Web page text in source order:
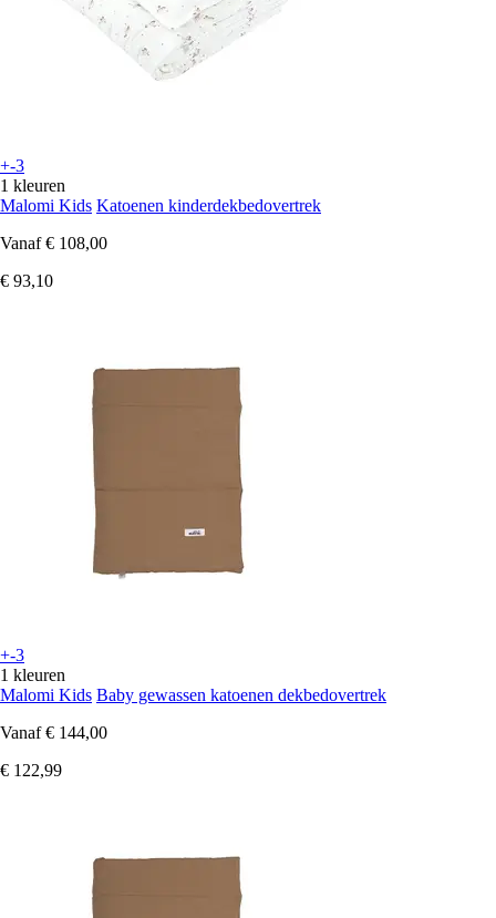
+-3
1 kleuren
Malomi Kids Katoenen kinderdekbedovertrek
Vanaf € 108,00
€ 93,10
+-3
1 kleuren
Malomi Kids Baby gewassen katoenen dekbedovertrek
Vanaf € 144,00
€ 122,99